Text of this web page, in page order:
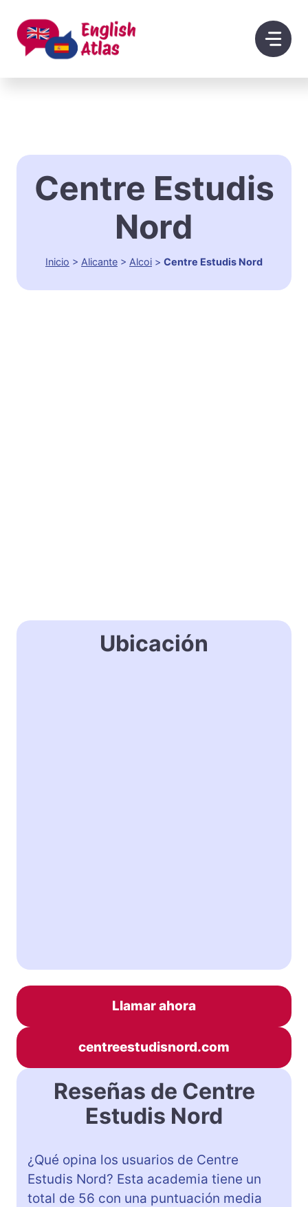
contenido
Centre Estudis
Nord
Inicio > Alicante > Alcoi > Centre Estudis Nord
Ubicación
Llamar ahora
centreestudisnord.com
Reseñas de Centre
Estudis Nord
¿Qué opina los usuarios de Centre
Estudis Nord? Esta academia tiene un
total de 56 con una puntuación media